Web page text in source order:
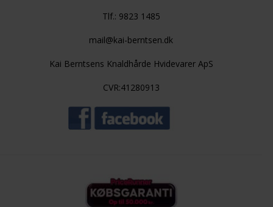
Tlf.: 9823 1485
mail@kai-berntsen.dk
Kai Berntsens Knaldhårde Hvidevarer ApS
CVR:41280913